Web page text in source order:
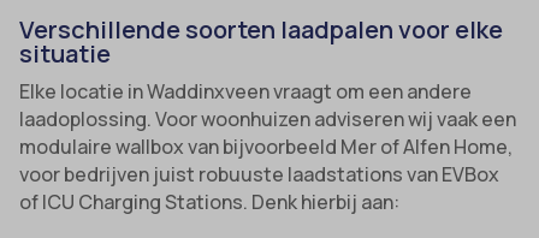
Verschillende soorten laadpalen voor elke
situatie
Elke locatie in Waddinxveen vraagt om een andere
laadoplossing. Voor woonhuizen adviseren wij vaak een
modulaire wallbox van bijvoorbeeld Mer of Alfen Home,
voor bedrijven juist robuuste laadstations van EVBox
of ICU Charging Stations. Denk hierbij aan: